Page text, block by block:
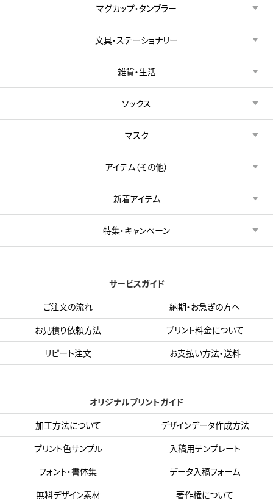
マグカップ・タンブラー
文具・ステーショナリー
雑貨・生活
ソックス
マスク
アイテム（その他）
新着アイテム
特集・キャンペーン
サービスガイド
ご注文の流れ
納期・お急ぎの方へ
お見積り依頼方法
プリント料金について
リピート注文
お支払い方法・送料
オリジナルプリントガイド
加工方法について
デザインデータ作成方法
プリント色サンプル
入稿用テンプレート
フォント・書体集
データ入稿フォーム
無料デザイン素材
著作権について